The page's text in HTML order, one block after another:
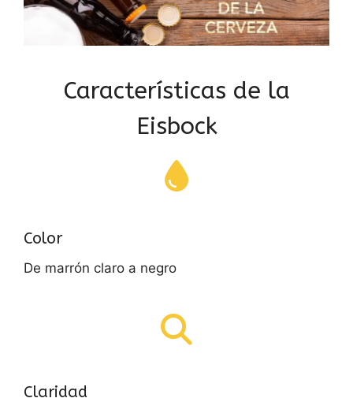
Características de la
Eisbock
Color
De marrón claro a negro
Claridad